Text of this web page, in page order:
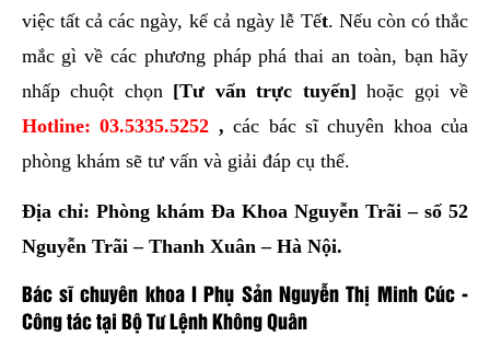
việc tất cả các ngày, kể cả ngày lễ Tết. Nếu còn có thắc
mắc gì về các phương pháp phá thai an toàn, bạn hãy
nhấp chuột chọn [Tư vấn trực tuyến] hoặc gọi về
Hotline:03.5335.5252 ,các bác sĩ chuyên khoa của
phòng khám sẽ tư vấn và giải đáp cụ thể.
Địa chỉ: Phòng khám Đa Khoa Nguyễn Trãi – số 52
Nguyễn Trãi – Thanh Xuân – Hà Nội.
Bác sĩ chuyên khoa I Phụ Sản Nguyễn Thị Minh Cúc -
Công tác tại Bộ Tư Lệnh Không Quân